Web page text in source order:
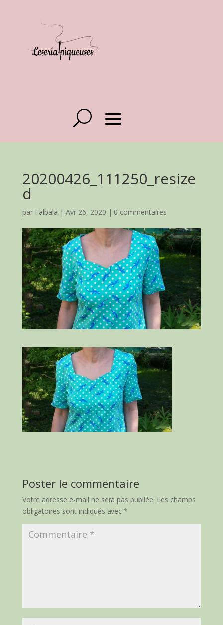
20200426_111250_resize
d
par Falbala | Avr 26, 2020 | 0 commentaires
Poster le commentaire
Votre adresse e-mail ne sera pas publiée. Les champs
obligatoires sont indiqués avec *